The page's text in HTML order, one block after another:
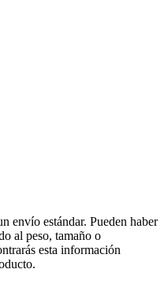
envío estándar. Pueden haber
al peso, tamaño o
esta información